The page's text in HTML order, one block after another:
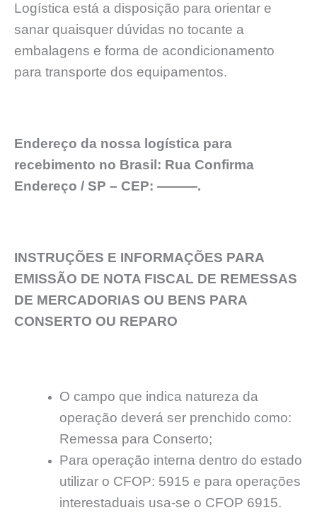
Logística está a disposição para orientar e
sanar quaisquer dúvidas no tocante a
embalagens e forma de acondicionamento
para transporte dos equipamentos.
Endereço da nossa logística para
recebimento no Brasil: Rua Confirma
Endereço / SP – CEP: ———.
INSTRUÇÕES E INFORMAÇÕES PARA
EMISSÃO DE NOTA FISCAL DE REMESSAS
DE MERCADORIAS OU BENS PARA
CONSERTO OU REPARO
O campo que indica natureza da
operação deverá ser prenchido como:
Remessa para Conserto;
Para operação interna dentro do estado
utilizar o CFOP: 5915 e para operações
interestaduais usa-se o CFOP 6915.